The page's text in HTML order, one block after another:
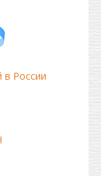
в России